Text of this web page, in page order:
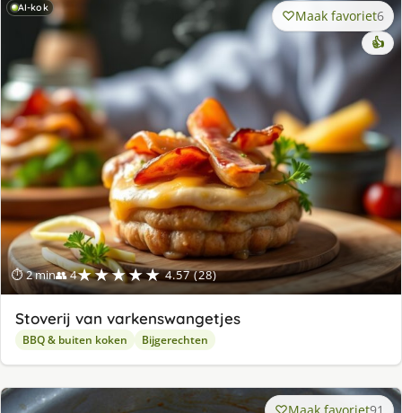
AI-kok
⏱ 2 min👥 4★★★★★ 4.57 (28)
Maak favoriet6
👍
Stoverij van varkenswangetjes
BBQ & buiten koken Bijgerechten
Maak favoriet91